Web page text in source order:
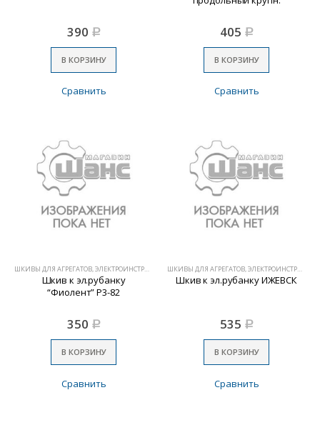
390 Р
В КОРЗИНУ
Сравнить
405 Р
В КОРЗИНУ
Сравнить
ШКИВЫ ДЛЯ АГРЕГАТОВ, ЭЛЕКТРОИНСТРУМЕНТА
Шкив к эл.рубанку
“Фиолент” Р3-82
350 Р
В КОРЗИНУ
Сравнить
ШКИВЫ ДЛЯ АГРЕГАТОВ, ЭЛЕКТРОИНСТРУМЕНТА
Шкив к эл.рубанку ИЖЕВСК
535 Р
В КОРЗИНУ
Сравнить